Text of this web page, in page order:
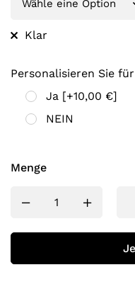
Klar
Personalisieren Sie
Ja [+10,00 €]
NEIN
Menge